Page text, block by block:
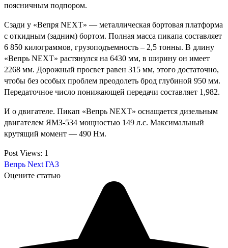
поясничным подпором.
Сзади у «Вепря NEXT» — металлическая бортовая платформа
с откидным (задним) бортом. Полная масса пикапа составляет
6 850 килограммов, грузоподъемность – 2,5 тонны. В длину
«Вепрь NEXT» растянулся на 6430 мм, в ширину он имеет
2268 мм. Дорожный просвет равен 315 мм, этого достаточно,
чтобы без особых проблем преодолеть брод глубиной 950 мм.
Передаточное число понижающей передачи составляет 1,982.
И о двигателе. Пикап «Вепрь NEXT» оснащается дизельным
двигателем ЯМЗ-534 мощностью 149 л.с. Максимальный
крутящий момент — 490 Нм.
Post Views: 1
Вепрь Next ГАЗ
Оцените статью